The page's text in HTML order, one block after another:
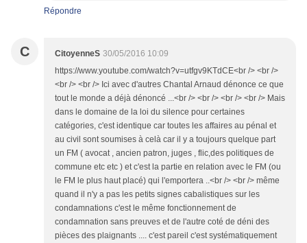
Répondre
C CitoyenneS 30/05/2016 10:09
https://www.youtube.com/watch?v=utfgv9KTdCE<br /> <br />
<br /> <br /> Ici avec d'autres Chantal Arnaud dénonce ce que
tout le monde a déjà dénoncé ...<br /> <br /> <br /> <br /> Mais
dans le domaine de la loi du silence pour certaines
catégories, c'est identique car toutes les affaires au pénal et
au civil sont soumises à celà car il y a toujours quelque part
un FM ( avocat , ancien patron, juges , flic,des politiques de
commune etc etc ) et c'est la partie en relation avec le FM (ou
le FM le plus haut placé) qui l'emportera ..<br /> <br /> même
quand il n'y a pas les petits signes cabalistiques sur les
condamnations c'est le même fonctionnement de
condamnation sans preuves et de l'autre coté de déni des
pièces des plaignants .... c'est pareil c'est systématiquement